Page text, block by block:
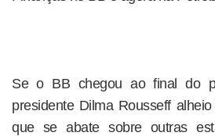
Se o BB chegou ao final do
presidente Dilma Rousseff
que se abate sobre outras